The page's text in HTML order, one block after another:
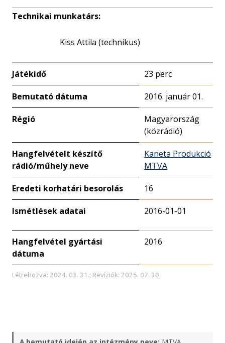
Technikai munkatárs:
Kiss Attila (technikus)
Játékidő 23 perc
Bemutató dátuma 2016. január 01.
Régió
Magyarország
(közrádió)
Hangfelvételt készítő
rádió/műhely neve
Kaneta Produkció
MTVA
Eredeti korhatári besorolás 16
Ismétlések adatai 2016-01-01
Hangfelvétel gyártási
dátuma
2016
Létrehozva: 2024. 03. 31.; Revíziók: 2025. 07. 30.